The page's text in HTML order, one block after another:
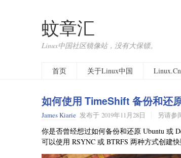
蚊章汇
Linux中国社区镜像站，没有大保镖。
首页
关于Linux中国
如何使用 TimeShift 备份和还
James Kiarie 发布于 2019年11月28日 另请参
你是否曾经想过如何备份和还原 Ubuntu 或
可以使用 RSYNC 或 BTRFS 两种方式创建快